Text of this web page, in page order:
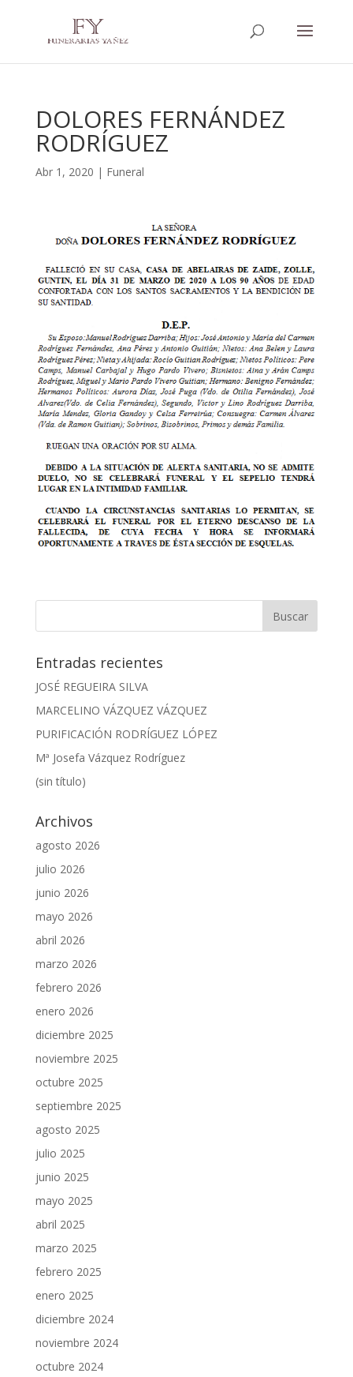
DOLORES FERNÁNDEZ
RODRÍGUEZ
Abr 1, 2020 | Funeral
Entradas recientes
JOSÉ REGUEIRA SILVA
MARCELINO VÁZQUEZ VÁZQUEZ
PURIFICACIÓN RODRÍGUEZ LÓPEZ
Mª Josefa Vázquez Rodríguez
(sin título)
Archivos
agosto 2026
julio 2026
junio 2026
mayo 2026
abril 2026
marzo 2026
febrero 2026
enero 2026
diciembre 2025
noviembre 2025
octubre 2025
septiembre 2025
agosto 2025
julio 2025
junio 2025
mayo 2025
abril 2025
marzo 2025
febrero 2025
enero 2025
diciembre 2024
noviembre 2024
octubre 2024